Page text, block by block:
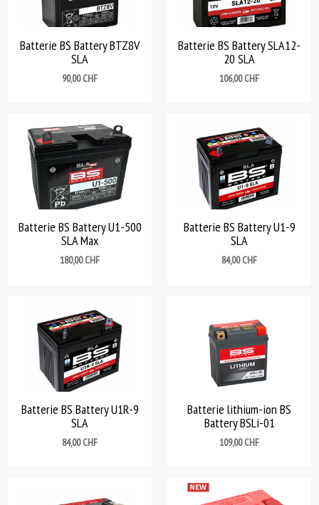
Batterie BS Battery BTZ8V
SLA
Prix
90,00 CHF
Batterie BS Battery SLA12-
20 SLA
Prix
106,00 CHF
Batterie BS Battery U1-500
SLA Max
Prix
180,00 CHF
Batterie BS Battery U1-9
SLA
Prix
84,00 CHF
Batterie BS Battery U1R-9
SLA
Prix
84,00 CHF
Batterie lithium-ion BS
Battery BSLi-01
Prix
109,00 CHF